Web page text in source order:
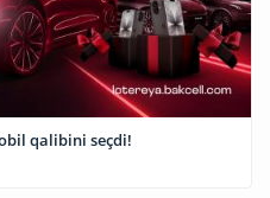
qalibini seçdi!